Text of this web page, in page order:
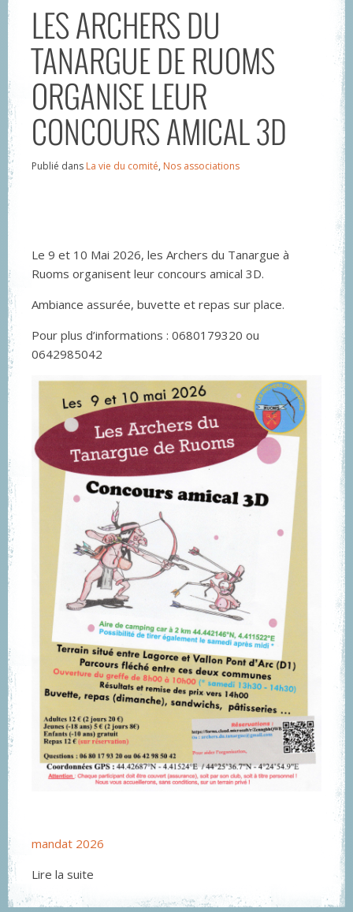
LES ARCHERS DU
TANARGUE DE RUOMS
ORGANISE LEUR
CONCOURS AMICAL 3D
Publié dans La vie du comité, Nos associations
Le 9 et 10 Mai 2026, les Archers du Tanargue à
Ruoms organisent leur concours amical 3D.
Ambiance assurée, buvette et repas sur place.
Pour plus d’informations : 0680179320 ou
0642985042
mandat 2026
Lire la suite